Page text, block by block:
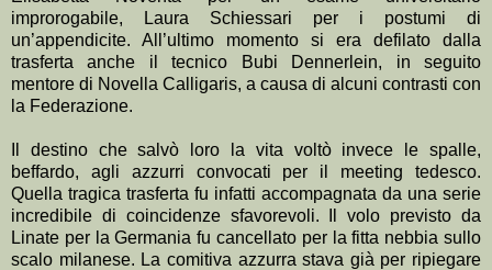
improrogabile, Laura Schiessari per i postumi di
un’appendicite. All’ultimo momento si era defilato dalla
trasferta anche il tecnico Bubi Dennerlein, in seguito
mentore di Novella Calligaris, a causa di alcuni contrasti con
la Federazione.
Il destino che salvò loro la vita voltò invece le spalle,
beffardo, agli azzurri convocati per il meeting tedesco.
Quella tragica trasferta fu infatti accompagnata da una serie
incredibile di coincidenze sfavorevoli. Il volo previsto da
Linate per la Germania fu cancellato per la fitta nebbia sullo
scalo milanese. La comitiva azzurra stava già per ripiegare